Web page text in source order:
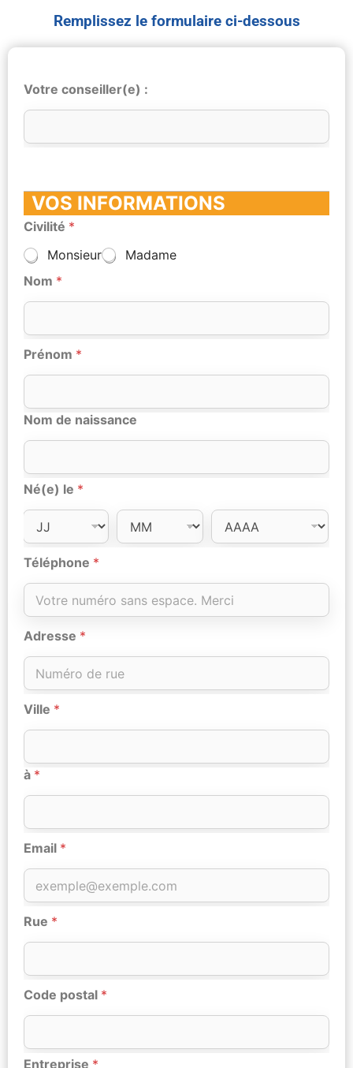
Remplissez le formulaire ci-dessous
Votre conseiller(e) :
VOS INFORMATIONS
Civilité *
Monsieur
Madame
Nom *
Prénom *
Nom de naissance
Né(e) le *
Téléphone *
Adresse *
Ville *
à *
Email *
Rue *
Code postal *
Entreprise *